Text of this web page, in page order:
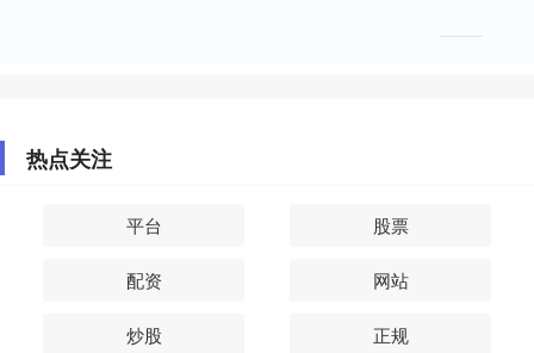
热点关注
平台 股票
配资 网站
炒股 正规